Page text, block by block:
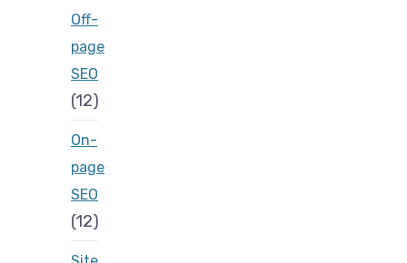
Off-
page
SEO
(12)
On-
page
SEO
(12)